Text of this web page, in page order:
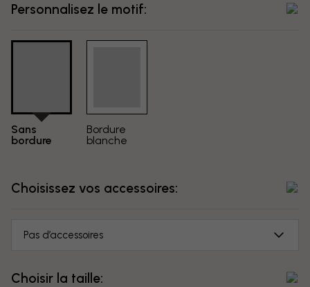
Personnalisez le motif:
Sans
bordure
Bordure
blanche
Choisissez vos accessoires:
Pas d’accessoires
Choisir la taille: